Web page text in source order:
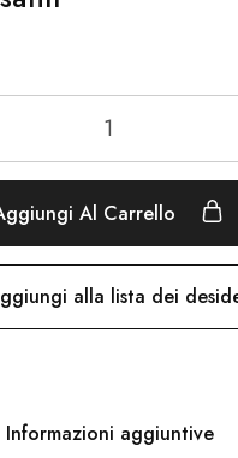
Al Carrello
alla lista dei
Informazioni aggiuntive